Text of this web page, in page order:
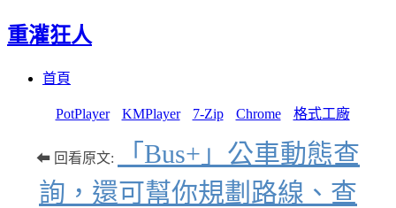
重灌狂人
首頁
PotPlayer KMPlayer 7-Zip Chrome 格式工廠
⬅ 回看原文:
「Bus+」公車動態查
詢，還可幫你規劃路線、查